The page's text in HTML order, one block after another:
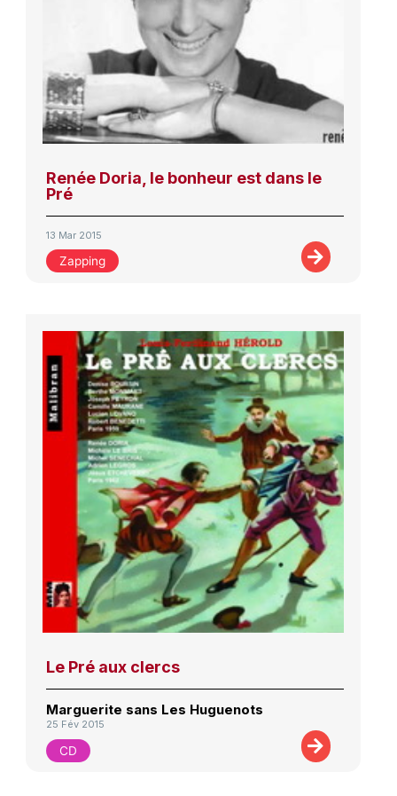
Renée Doria, le bonheur est dans le
Pré
13 Mar 2015
Zapping
Le Pré aux clercs
Marguerite sans Les Huguenots
25 Fév 2015
CD